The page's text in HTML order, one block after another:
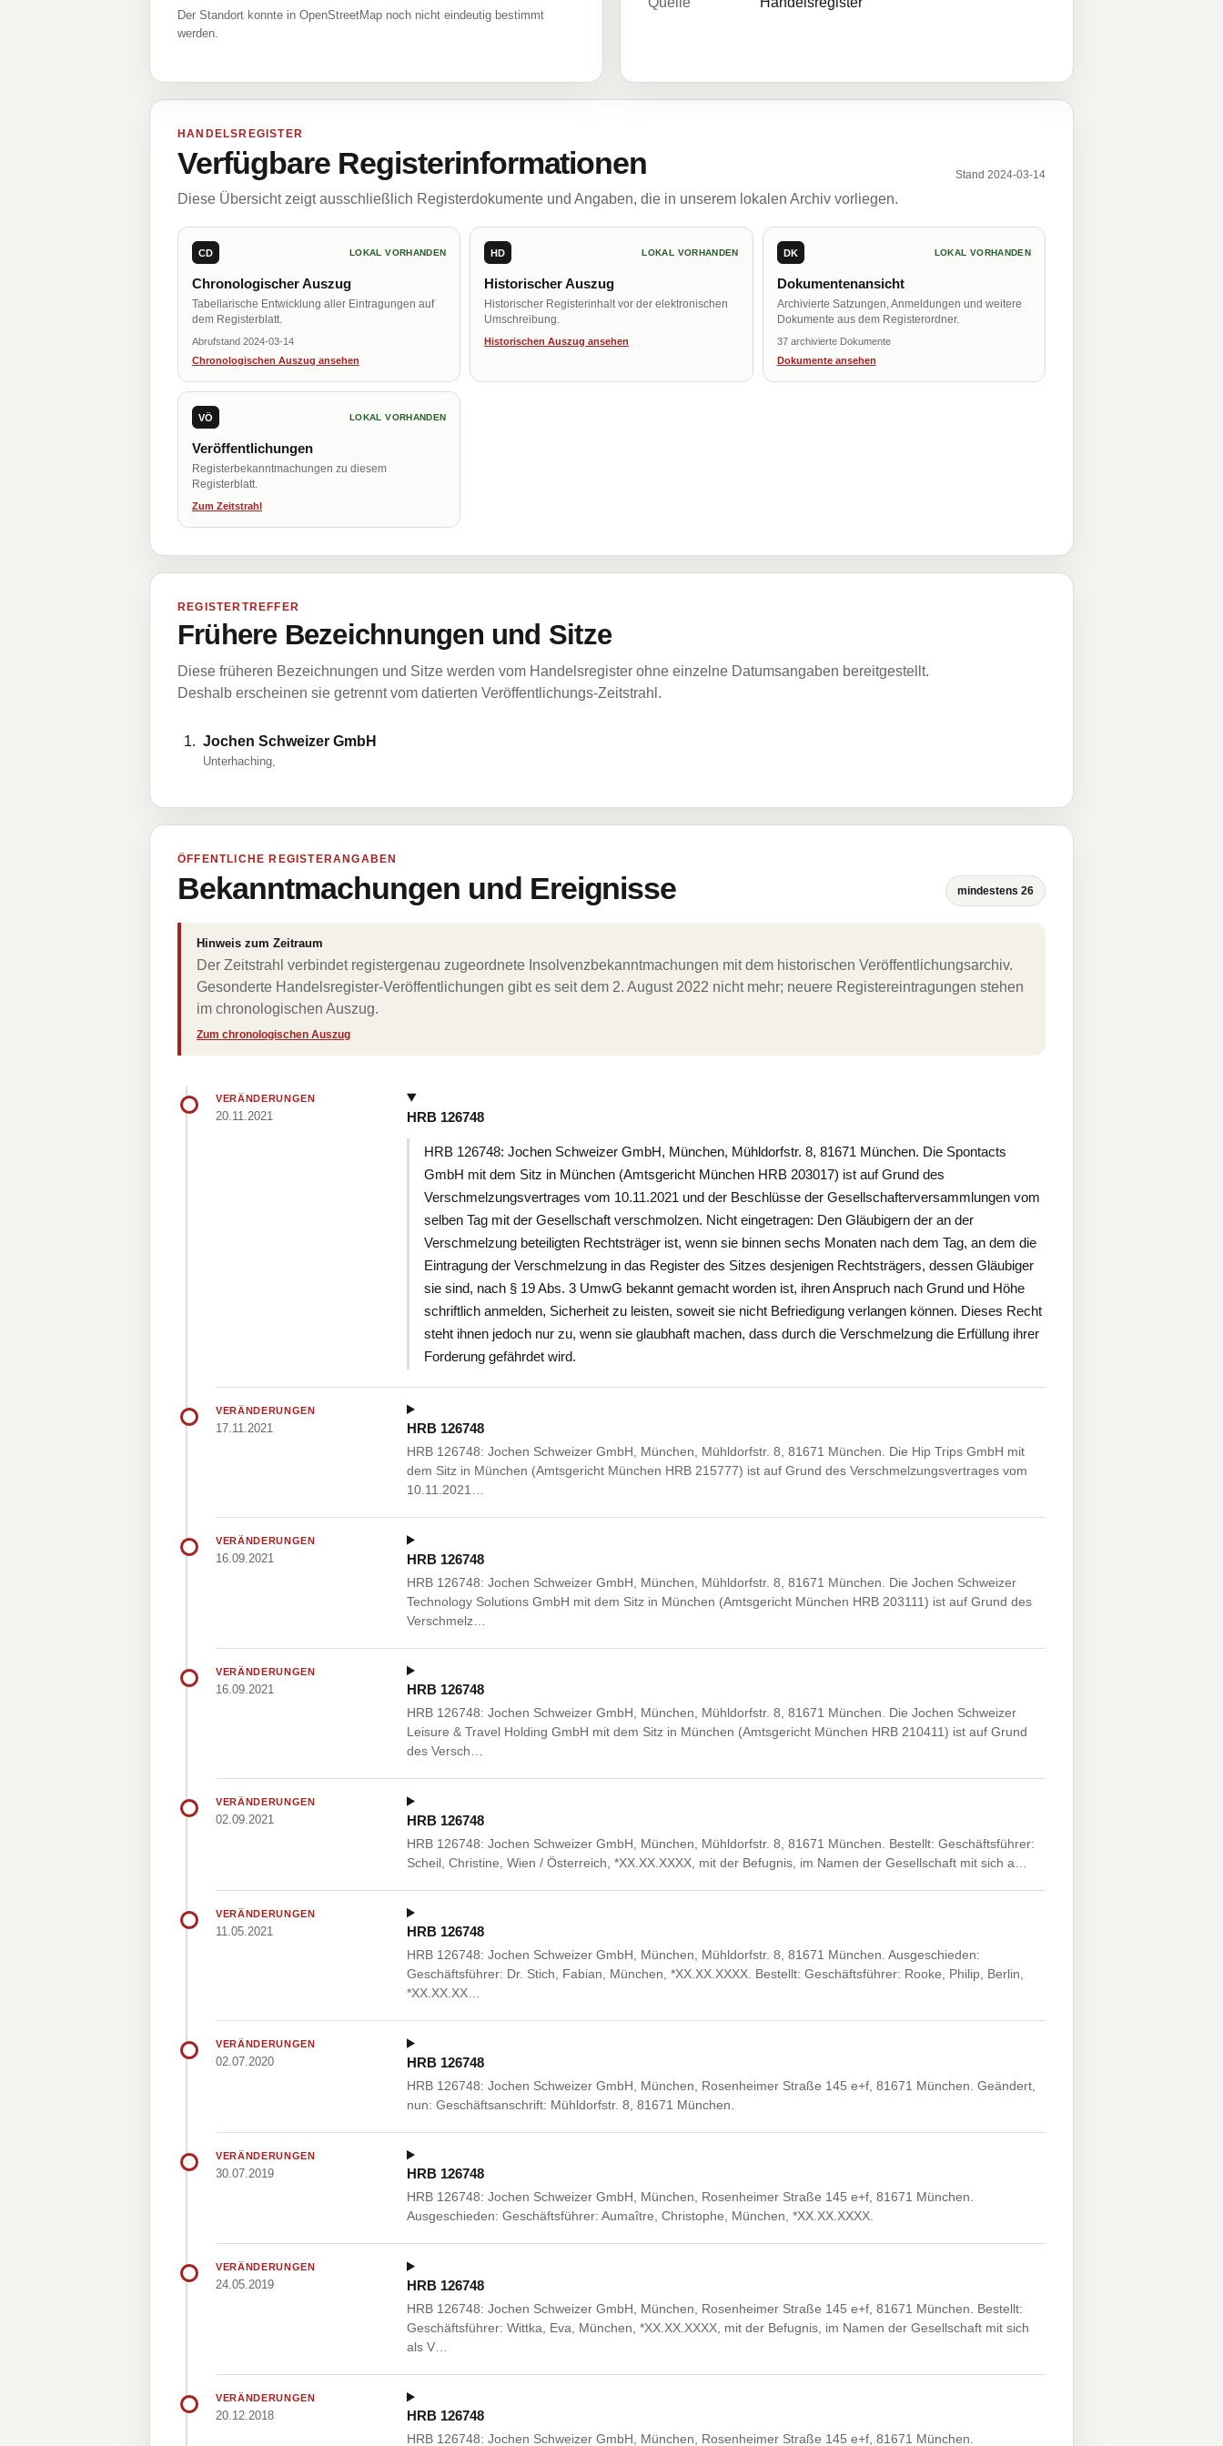
Der Standort konnte in OpenStreetMap noch nicht eindeutig bestimmt
werden.
HANDELSREGISTER
Verfügbare Registerinformationen Stand 2024-03-14
Diese Übersicht zeigt ausschließlich Registerdokumente und Angaben, die in unserem lokalen Archiv vorliegen.
CD LOKAL VORHANDEN
Chronologischer Auszug
Tabellarische Entwicklung aller Eintragungen auf
dem Registerblatt.
Abrufstand 2024-03-14
Chronologischen Auszug ansehen
HD LOKAL VORHANDEN
Historischer Auszug
Historischer Registerinhalt vor der elektronischen
Umschreibung.
Historischen Auszug ansehen
DK LOKAL VORHANDEN
Dokumentenansicht
Archivierte Satzungen, Anmeldungen und weitere
Dokumente aus dem Registerordner.
37 archivierte Dokumente
Dokumente ansehen
VÖ LOKAL VORHANDEN
Veröffentlichungen
Registerbekanntmachungen zu diesem
Registerblatt.
Zum Zeitstrahl
REGISTERTREFFER
Frühere Bezeichnungen und Sitze
Diese früheren Bezeichnungen und Sitze werden vom Handelsregister ohne einzelne Datumsangaben bereitgestellt.
Deshalb erscheinen sie getrennt vom datierten Veröffentlichungs-Zeitstrahl.
Jochen Schweizer GmbH
Unterhaching,
ÖFFENTLICHE REGISTERANGABEN
Bekanntmachungen und Ereignisse mindestens 26
Hinweis zum Zeitraum
Der Zeitstrahl verbindet registergenau zugeordnete Insolvenzbekanntmachungen mit dem historischen Veröffentlichungsarchiv.
Gesonderte Handelsregister-Veröffentlichungen gibt es seit dem 2. August 2022 nicht mehr; neuere Registereintragungen stehen
im chronologischen Auszug.
Zum chronologischen Auszug
VERÄNDERUNGEN
20.11.2021 HRB 126748
HRB 126748: Jochen Schweizer GmbH, München, Mühldorfstr. 8, 81671 München. Die Spontacts
GmbH mit dem Sitz in München (Amtsgericht München HRB 203017) ist auf Grund des
Verschmelzungsvertrages vom 10.11.2021 und der Beschlüsse der Gesellschafterversammlungen vom
selben Tag mit der Gesellschaft verschmolzen. Nicht eingetragen: Den Gläubigern der an der
Verschmelzung beteiligten Rechtsträger ist, wenn sie binnen sechs Monaten nach dem Tag, an dem die
Eintragung der Verschmelzung in das Register des Sitzes desjenigen Rechtsträgers, dessen Gläubiger
sie sind, nach § 19 Abs. 3 UmwG bekannt gemacht worden ist, ihren Anspruch nach Grund und Höhe
schriftlich anmelden, Sicherheit zu leisten, soweit sie nicht Befriedigung verlangen können. Dieses Recht
steht ihnen jedoch nur zu, wenn sie glaubhaft machen, dass durch die Verschmelzung die Erfüllung ihrer
Forderung gefährdet wird.
VERÄNDERUNGEN
17.11.2021 HRB 126748
HRB 126748: Jochen Schweizer GmbH, München, Mühldorfstr. 8, 81671 München. Die Hip Trips GmbH mit
dem Sitz in München (Amtsgericht München HRB 215777) ist auf Grund des Verschmelzungsvertrages vom
10.11.2021…
VERÄNDERUNGEN
16.09.2021 HRB 126748
HRB 126748: Jochen Schweizer GmbH, München, Mühldorfstr. 8, 81671 München. Die Jochen Schweizer
Technology Solutions GmbH mit dem Sitz in München (Amtsgericht München HRB 203111) ist auf Grund des
Verschmelz…
VERÄNDERUNGEN
16.09.2021 HRB 126748
HRB 126748: Jochen Schweizer GmbH, München, Mühldorfstr. 8, 81671 München. Die Jochen Schweizer
Leisure & Travel Holding GmbH mit dem Sitz in München (Amtsgericht München HRB 210411) ist auf Grund
des Versch…
VERÄNDERUNGEN
02.09.2021 HRB 126748
HRB 126748: Jochen Schweizer GmbH, München, Mühldorfstr. 8, 81671 München. Bestellt: Geschäftsführer:
Scheil, Christine, Wien / Österreich, *XX.XX.XXXX, mit der Befugnis, im Namen der Gesellschaft mit sich a…
VERÄNDERUNGEN
11.05.2021 HRB 126748
HRB 126748: Jochen Schweizer GmbH, München, Mühldorfstr. 8, 81671 München. Ausgeschieden:
Geschäftsführer: Dr. Stich, Fabian, München, *XX.XX.XXXX. Bestellt: Geschäftsführer: Rooke, Philip, Berlin,
*XX.XX.XX…
VERÄNDERUNGEN
02.07.2020 HRB 126748
HRB 126748: Jochen Schweizer GmbH, München, Rosenheimer Straße 145 e+f, 81671 München. Geändert,
nun: Geschäftsanschrift: Mühldorfstr. 8, 81671 München.
VERÄNDERUNGEN
30.07.2019 HRB 126748
HRB 126748: Jochen Schweizer GmbH, München, Rosenheimer Straße 145 e+f, 81671 München.
Ausgeschieden: Geschäftsführer: Aumaître, Christophe, München, *XX.XX.XXXX.
VERÄNDERUNGEN
24.05.2019 HRB 126748
HRB 126748: Jochen Schweizer GmbH, München, Rosenheimer Straße 145 e+f, 81671 München. Bestellt:
Geschäftsführer: Wittka, Eva, München, *XX.XX.XXXX, mit der Befugnis, im Namen der Gesellschaft mit sich
als V…
VERÄNDERUNGEN
20.12.2018 HRB 126748
HRB 126748: Jochen Schweizer GmbH, München, Rosenheimer Straße 145 e+f, 81671 München.